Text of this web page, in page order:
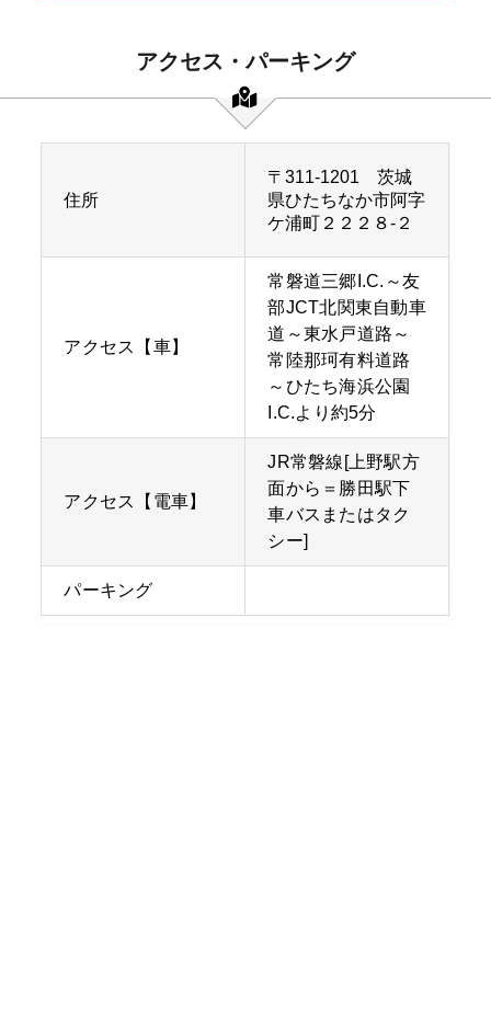
アクセス・パーキング
住所
〒311-1201 茨城
県ひたちなか市阿字
ケ浦町２２２８-２
アクセス【車】
常磐道三郷I.C.～友
部JCT北関東自動車
道～東水戸道路～
常陸那珂有料道路
～ひたち海浜公園
I.C.より約5分
アクセス【電車】
JR常磐線[上野駅方
面から＝勝田駅下
車バスまたはタク
シー]
パーキング